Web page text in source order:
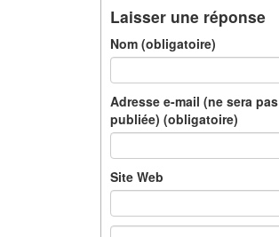
Laisser une réponse
Nom (obligatoire)
Adresse e-mail (ne sera pas
publiée) (obligatoire)
Site Web